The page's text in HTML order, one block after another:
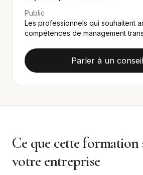
Public
Les professionnels qui souhaitent
compétences de management
Parler à un
Ce que cette formation
votre entreprise